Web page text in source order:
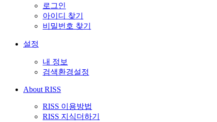
로그인
아이디 찾기
비밀번호 찾기
설정
내 정보
검색환경설정
About RISS
RISS 이용방법
RISS 지식더하기